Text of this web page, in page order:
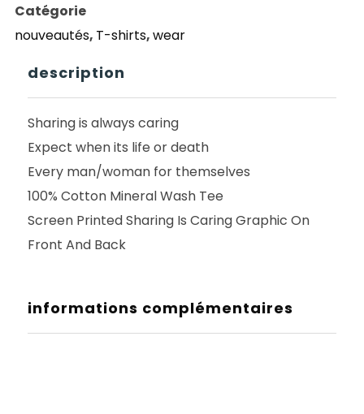
Catégorie
nouveautés, T-shirts,wear
description
Sharing is always caring
Expect when its life or death
Every man/woman for themselves
100% Cotton Mineral Wash Tee
Screen Printed Sharing Is Caring Graphic On
Front And Back
informations complémentaires